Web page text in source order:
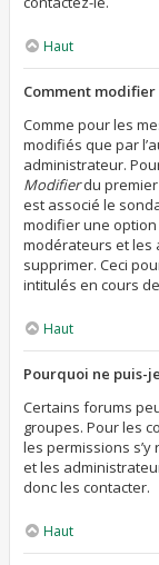
Haut
Comment
Comme pour les
modifiés que par
administrateur.
Modifierdu premier
est associé le
modifier une
modérateurs et les
supprimer. Ceci
intitulés en cours
Haut
Pourquoi ne puis-
Certains forums
groupes. Pour les
les permissions
et les
donc les contacter.
Haut